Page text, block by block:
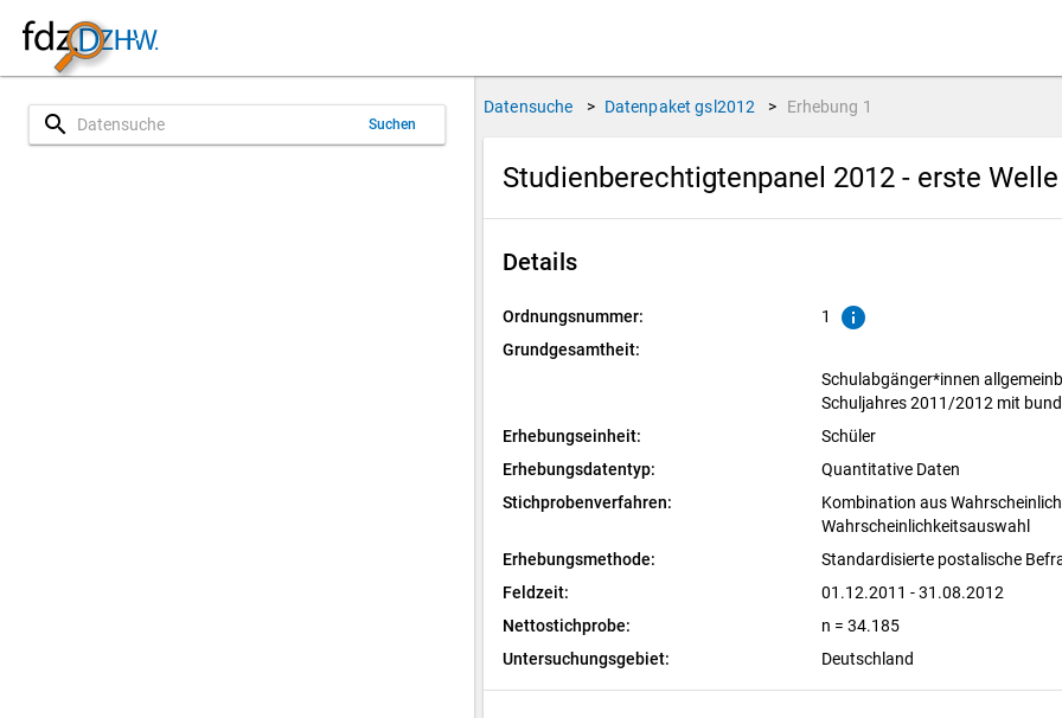
search Suchen
Datensuche > Datenpaket gsl2012 > Erhebung 1
Studienberechtigtenpanel 2012 - erste Welle
Details
Ordnungsnummer: 1 info
Grundgesamtheit:
Schulabgänger*innen
Schuljahres 2011/2012 mit
Erhebungseinheit:
Schüler
Erhebungsdatentyp:
Quantitative Daten
Stichprobenverfahren:
Kombination aus
Wahrscheinlichkeitsauswahl
Erhebungsmethode:
Standardisierte postalische
Feldzeit:
01.12.2011 - 31.08.2012
Nettostichprobe:
n = 34.185
Untersuchungsgebiet:
Deutschland